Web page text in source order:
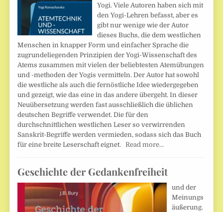
Yogi. Viele Autoren haben sich mit
den Yogi-Lehren befasst, aber es
gibt nur wenige wie der Autor
dieses Buchs, die dem westlichen
Menschen in knapper Form und einfacher Sprache die
zugrundeliegenden Prinzipien der Yogi-Wissenschaft des
Atems zusammen mit vielen der beliebtesten Atemübungen
und -methoden der Yogis vermitteln. Der Autor hat sowohl
die westliche als auch die fernöstliche Idee wiedergegeben
und gezeigt, wie das eine in das andere übergeht. In dieser
Neuübersetzung werden fast ausschließlich die üblichen
deutschen Begriffe verwendet. Die für den
durchschnittlichen westlichen Leser so verwirrenden
Sanskrit-Begriffe werden vermieden, sodass sich das Buch
für eine breite Leserschaft eignet.Read more…
Geschichte der Gedankenfreiheit
und der
Meinungs
äußerung.